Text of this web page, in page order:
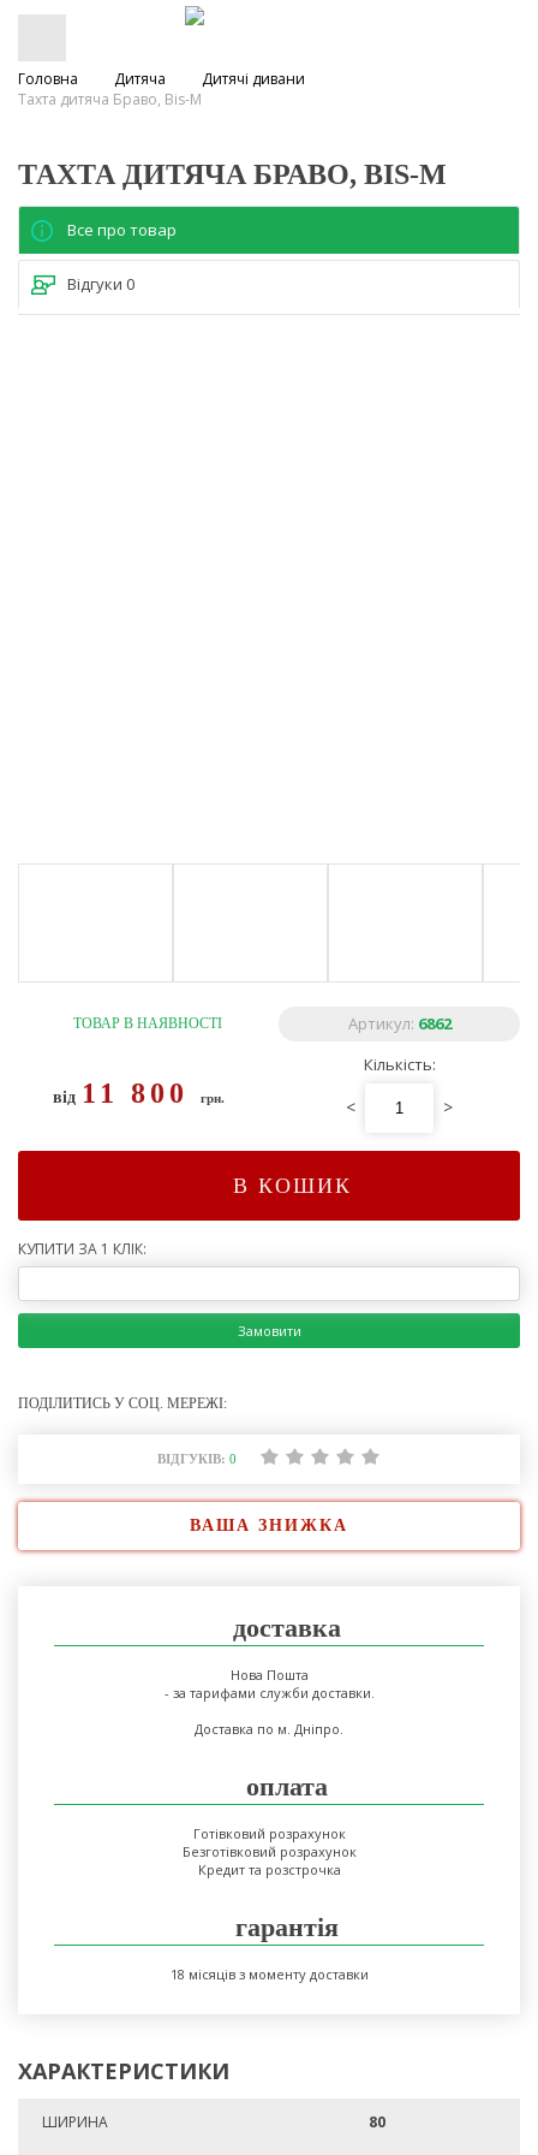
Головна Дитяча
Дитячі дивани
Тахта дитяча Браво, Bis-M
ТАХТА ДИТЯЧА БРАВО, BIS-M
Все про товар
Відгуки 0
ТОВАР В НАЯВНОСТІ Артикул: 6862
від 11 800 грн.
Кількість:
< >
В КОШИК
КУПИТИ ЗА 1 КЛІК:
Замовити
ПОДІЛИТИСЬ У СОЦ. МЕРЕЖІ:
ВІДГУКІВ: 0
ВАША ЗНИЖКА
доставка
Нова Пошта
- за тарифами служби доставки.
Доставка по м. Дніпро.
оплата
Готівковий розрахунок
Безготівковий розрахунок
Кредит та розстрочка
гарантія
18 місяців з моменту доставки
ХАРАКТЕРИСТИКИ
ШИРИНА 80